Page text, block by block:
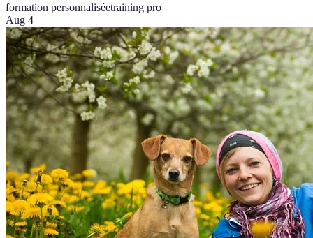
formation personnaliséetraining pro
Aug 4